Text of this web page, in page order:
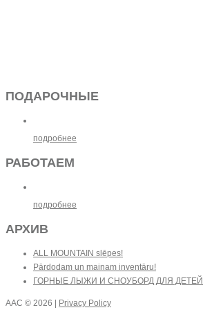
ПОДАРОЧНЫЕ
подробнее
РАБОТАЕМ
подробнее
АРХИВ
ALL MOUNTAIN slēpes!
Pārdodam un mainam inventāru!
ГОРНЫЕ ЛЫЖИ И СНОУБОРД ДЛЯ ДЕТЕЙ
AAC © 2026 | Privacy Policy